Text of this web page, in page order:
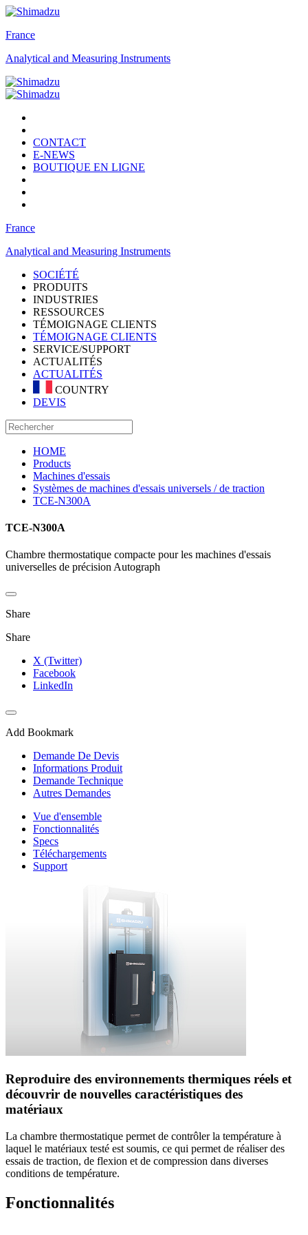
France
Analytical and Measuring Instruments
CONTACT
E-NEWS
BOUTIQUE EN LIGNE
France
Analytical and Measuring Instruments
SOCIÉTÉ
PRODUITS
INDUSTRIES
RESSOURCES
TÉMOIGNAGE CLIENTS
TÉMOIGNAGE CLIENTS
SERVICE/SUPPORT
ACTUALITÉS
ACTUALITÉS
COUNTRY
DEVIS
HOME
Products
Machines d'essais
Systèmes de machines d'essais universels / de traction
TCE-N300A
TCE-N300A
Chambre thermostatique compacte pour les machines d'essais
universelles de précision Autograph
Share
Share
X (Twitter)
Facebook
LinkedIn
Add Bookmark
Demande De Devis
Informations Produit
Demande Technique
Autres Demandes
Vue d'ensemble
Fonctionnalités
Specs
Téléchargements
Support
Reproduire des environnements thermiques réels et
découvrir de nouvelles caractéristiques des
matériaux
La chambre thermostatique permet de contrôler la température à
laquel le matériaux testé est soumis, ce qui permet de réaliser des
essais de traction, de flexion et de compression dans diverses
conditions de température.
Fonctionnalités